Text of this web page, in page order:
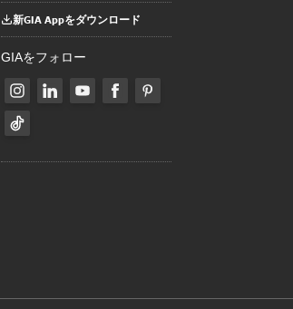
新GIA Appをダウンロード
GIAをフォロー